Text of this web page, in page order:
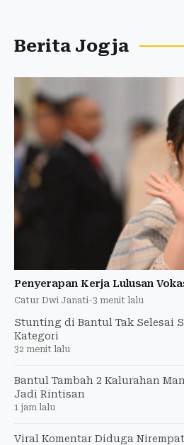
Berita Jogja
Penyerapan Kerja Lulusan
Catur Dwi Janati-3 menit lalu
Stunting di Bantul Tak Selesai
Kategori
32 menit lalu
Bantul Tambah 2 Kalurahan
Jadi Rintisan
1 jam lalu
Viral Komentar Diduga